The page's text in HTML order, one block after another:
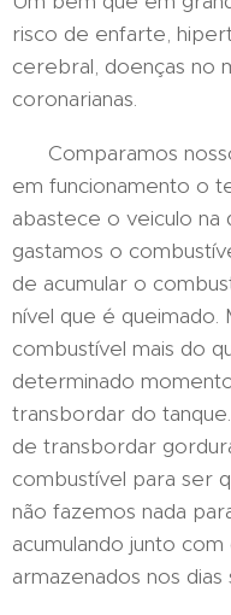
risco de enfarte,
cerebral, doenças no
coronarianas.
Comparamos
em funcionamento o
abastece o veiculo na
gastamos o
de acumular o
nível que é queimado.
combustível mais do
determinado
transbordar do
de transbordar
combustível para ser
não fazemos nada
acumulando junto
armazenados nos dias